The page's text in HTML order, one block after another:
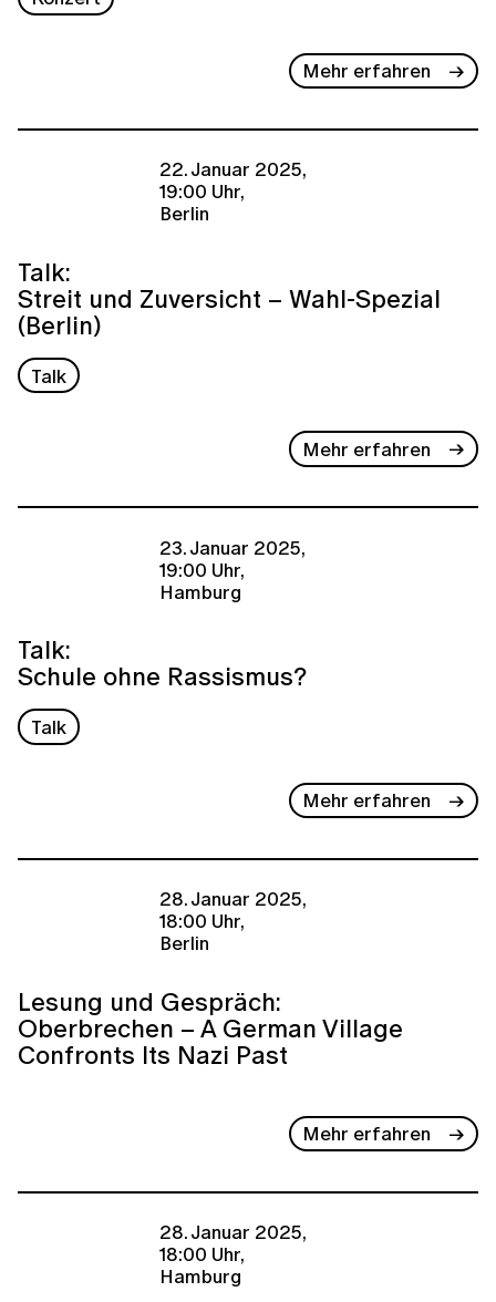
Mehr erfahren
22. Januar 2025,
19:00 Uhr,
Berlin
Talk:
Streit und Zuversicht – Wahl-Spezial
(Berlin)
Talk
Mehr erfahren
23. Januar 2025,
19:00 Uhr,
Hamburg
Talk:
Schule ohne Rassismus?
Talk
Mehr erfahren
28. Januar 2025,
18:00 Uhr,
Berlin
Lesung und Gespräch:
Oberbrechen – A German Village
Confronts Its Nazi Past
Mehr erfahren
28. Januar 2025,
18:00 Uhr,
Hamburg